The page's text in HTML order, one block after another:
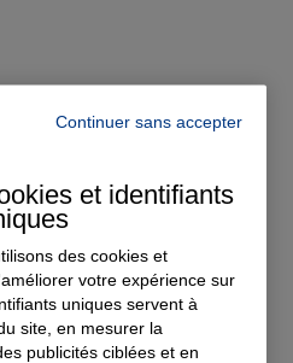
Continuer sans accepter
et identifiants
des cookies et
votre expérience sur
uniques servent à
site, en mesurer la
publicités ciblées et en